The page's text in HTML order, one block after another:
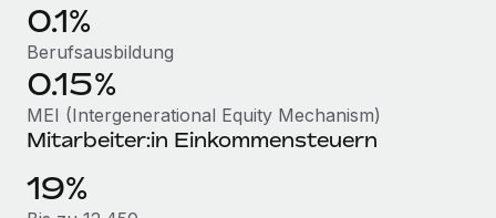
Mehr erfahren
0.1%
Berufsausbildung
0.15%
MEI (Intergenerational Equity Mechanism)
Mitarbeiter:in Einkommensteuern
19%